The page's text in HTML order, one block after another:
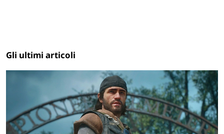
Gli ultimi articoli